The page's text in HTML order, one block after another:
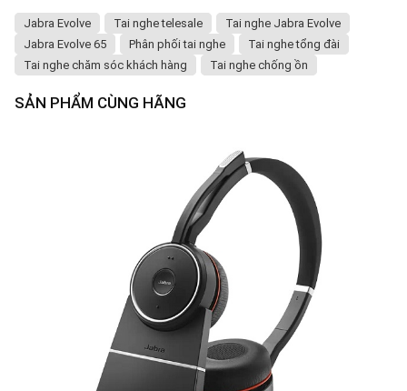
Jabra Evolve Tai nghe telesale
Tai nghe Jabra Evolve
Jabra Evolve 65
Phân phối tai nghe
Tai nghe tổng đài
Tai nghe chăm sóc khách hàng
Tai nghe chống ồn
SẢN PHẨM CÙNG HÃNG